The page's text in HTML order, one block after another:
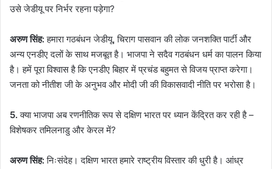
उसे जेडीयू पर निर्भर रहना पड़ेगा?
अरुण सिंह:हमारा गठबंधन जेडीयू, चिराग पासवान की लोक जनशक्ति पार्टी और
अन्य एनडीए दलों के साथ मजबूत है। भाजपा ने सदैव गठबंधन धर्म का पालन किया
है। हमें पूरा विश्वास है कि एनडीए बिहार में प्रचंड बहुमत से विजय प्राप्त करेगा।
जनता को नीतीश जी के अनुभव और मोदी जी की विकासवादी नीति पर भरोसा है।
5.क्या भाजपा अब रणनीतिक रूप से दक्षिण भारत पर ध्यान केंद्रित कर रही है –
विशेषकर तमिलनाडु और केरल में?
अरुण सिंह:निःसंदेह। दक्षिण भारत हमारे राष्ट्रीय विस्तार की धुरी है। आंध्र